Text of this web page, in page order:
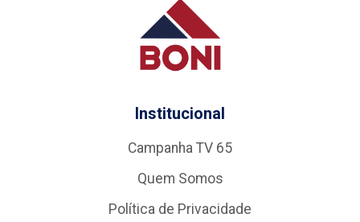
Institucional
Campanha TV 65
Quem Somos
Política de Privacidade